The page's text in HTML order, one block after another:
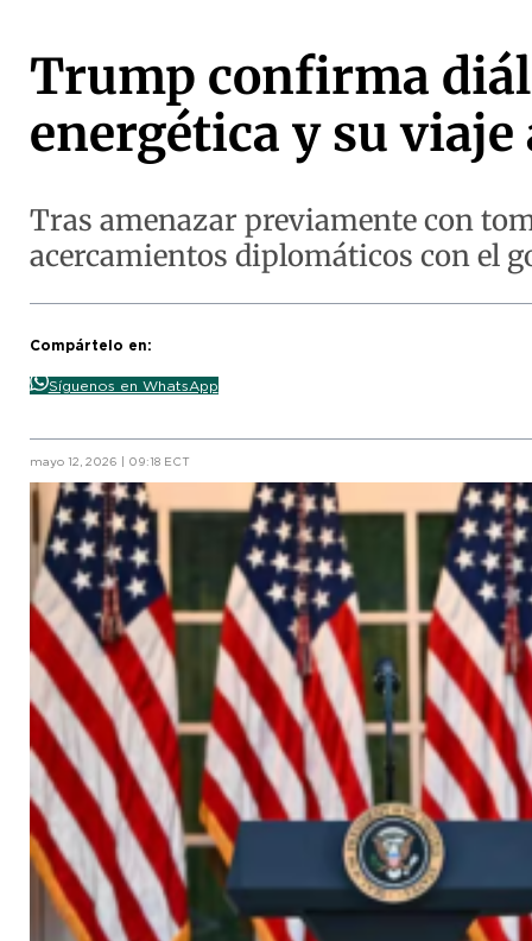
Trump confirma
energética y su viaje
Tras amenazar previamente con
acercamientos diplomáticos con el
Compártelo en:
Síguenos en WhatsApp
mayo 12, 2026 | 09:18 ECT